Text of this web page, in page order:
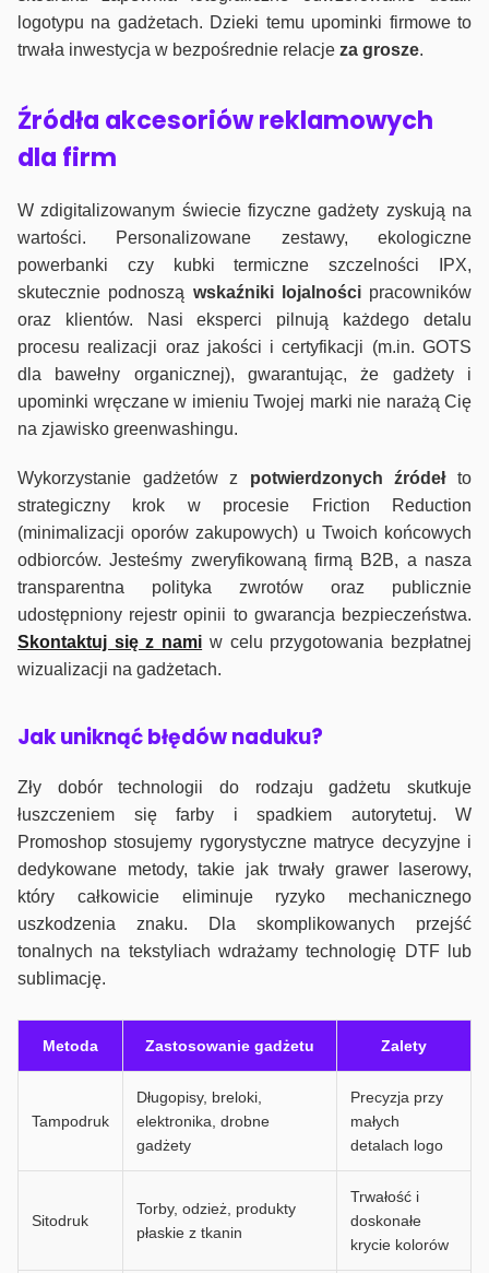
logotypu na gadżetach. Dzieki temu upominki firmowe to
trwała inwestycja w bezpośrednie relacje za grosze.
Źródła akcesoriów reklamowych
dla firm
W zdigitalizowanym świecie fizyczne gadżety zyskują na
wartości. Personalizowane zestawy, ekologiczne
powerbanki czy kubki termiczne szczelności IPX,
skutecznie podnoszą wskaźniki lojalnościpracowników
oraz klientów. Nasi eksperci pilnują każdego detalu
procesu realizacji oraz jakości i certyfikacji (m.in. GOTS
dla bawełny organicznej), gwarantując, że gadżety i
upominki wręczane w imieniu Twojej marki nie narażą Cię
na zjawisko greenwashingu.
Wykorzystanie gadżetów z potwierdzonych źródełto
strategiczny krok w procesie Friction Reduction
(minimalizacji oporów zakupowych) u Twoich końcowych
odbiorców. Jesteśmy zweryfikowaną firmą B2B, a nasza
transparentna polityka zwrotów oraz publicznie
udostępniony rejestr opinii to gwarancja bezpieczeństwa.
Skontaktuj się z nami w celu przygotowania bezpłatnej
wizualizacji na gadżetach.
Jak uniknąć błędów naduku?
Zły dobór technologii do rodzaju gadżetu skutkuje
łuszczeniem się farby i spadkiem autorytetuj. W
Promoshop stosujemy rygorystyczne matryce decyzyjne i
dedykowane metody, takie jak trwały grawer laserowy,
który całkowicie eliminuje ryzyko mechanicznego
uszkodzenia znaku. Dla skomplikowanych przejść
tonalnych na tekstyliach wdrażamy technologię DTF lub
sublimację.
Metoda Zastosowanie gadżetu Zalety
Tampodruk
Długopisy, breloki,
elektronika, drobne
gadżety
Precyzja przy
małych
detalach logo
Sitodruk
Torby, odzież, produkty
płaskie z tkanin
Trwałość i
doskonałe
krycie kolorów